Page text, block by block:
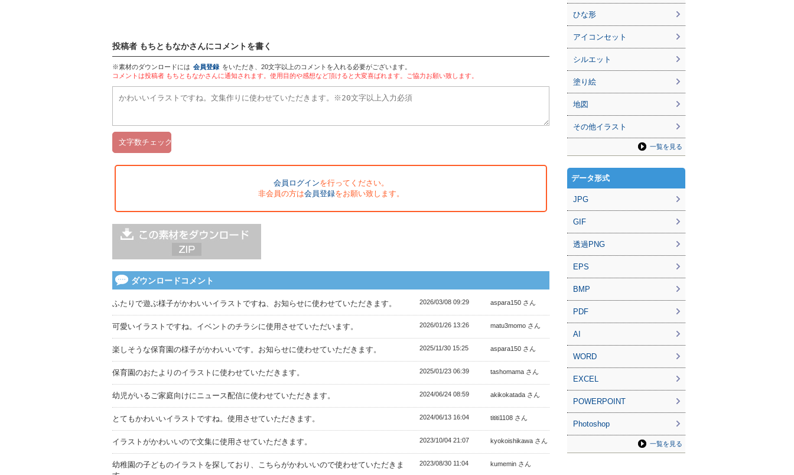
投稿者 もちともなかさんにコメントを書く
※素材のダウンロードには 会員登録 をいただき、20文字以上のコメントを入れる必要がございます。
コメントは投稿者 もちともなかさんに通知されます。使用目的や感想など頂けると大変喜ばれます。ご協力お願い致します。
会員ログインを行ってください。
非会員の方は会員登録をお願い致します。
ダウンロードコメント
ふたりで遊ぶ様子がかわいいイラストですね、お知らせに使わせていただきます。 2026/03/08 09:29 aspara150 さん
可愛いイラストですね。イベントのチラシに使用させていただいます。 2026/01/26 13:26 matu3momo さん
楽しそうな保育園の様子がかわいいです。お知らせに使わせていただきます。 2025/11/30 15:25 aspara150 さん
保育園のおたよりのイラストに使わせていただきます。 2025/01/23 06:39 tashomama さん
幼児がいるご家庭向けにニュース配信に使わせていただきます。 2024/06/24 08:59 akikokatada さん
とてもかわいいイラストですね。使用させていただきます。 2024/06/13 16:04 tititi1108 さん
イラストがかわいいので文集に使用させていただきます。 2023/10/04 21:07 kyokoishikawa さん
幼稚園の子どものイラストを探しており、こちらがかわいいので使わせていただきま
2023/08/30 11:04 kumemin さん
ひな形
アイコンセット
シルエット
塗り絵
地図
その他イラスト
一覧を見る
データ形式
JPG
GIF
透過PNG
EPS
BMP
PDF
AI
WORD
EXCEL
POWERPOINT
Photoshop
一覧を見る